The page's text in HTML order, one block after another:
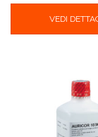
VEDI